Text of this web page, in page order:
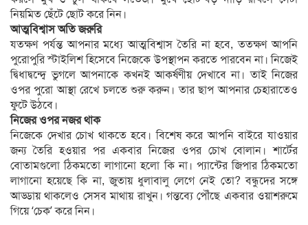
নিয়মিত ছেঁটে ছোট করে নিন।
আত্মবিশ্বাস অতি জরুরি
যতক্ষণ পর্যন্ত আপনার মধ্যে আত্মবিশ্বাস তৈরি না হবে, ততক্ষণ আপনি
পুরোপুরি স্টাইলিশ হিসেবে নিজেকে উপস্থাপন করতে পারবেন না। নিজেই
দ্বিধাদ্বন্দ্বে ভুগলে আপনাকে কখনই আকর্ষণীয় দেখাবে না। তাই নিজের
ওপর পুরো আস্থা রেখে চলতে শুরু করুন। তার ছাপ আপনার চেহারাতেও
ফুটে উঠবে।
নিজের ওপর নজর থাক
নিজেকে দেখার চোখ থাকতে হবে। বিশেষ করে আপনি বাইরে যাওয়ার
জন্য তৈরি হওয়ার পর একবার নিজের ওপর চোখ বোলান। শার্টের
বোতামগুলো ঠিকমতো লাগানো হলো কি না। প্যান্টের জিপার ঠিকমতো
লাগানো হয়েছে কি না, জুতায় ধুলাবালু লেগে নেই তো? বন্ধুদের সঙ্গে
আড্ডায় থাকলেও সেসব মাথায় রাখুন। গন্তব্যে পৌঁছে একবার ওয়াশরুমে
গিয়ে ‘চেক’ করে নিন।